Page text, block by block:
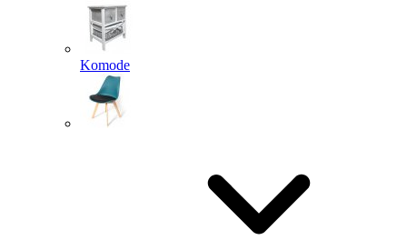
Komode